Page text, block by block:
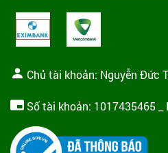
Chủ tài khoản: Nguyễn Đức
Số tài khoản: 1017435465 _